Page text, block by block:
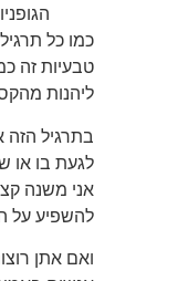
כמו כל
טבעיות זה
ליהנות
בתרגיל
לגעת בו או
אני משנה
להשפיע על
ואם אתן